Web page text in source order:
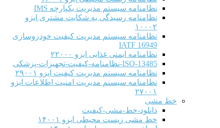
نظامنامه سیستم مدیریت یکپارچه IMS
نظامنامه رسیدگی به شکایت مشتری ایزو
۱۰۰۰۲
نظامنامه سیستم مدیریت کیفیت خودروسازی
IATF 16949
نظامنامه ایمنی غذایی ایزو ۲۲۰۰۰
ISO-13485-نظامنامه-کیفیت-تجهیزات-پزشکی
نظامنامه سیستم مدیریت کیفیت ایزو ۲۹۰۰۱
نظامنامه سیستم مدیریت امنیت اطلاعات ایزو
۲۷۰۰۱
خط مشی
دانلود-خط-مشی-کیفیت
خط مشی زیست محیطی ایزو ۱۴۰۰۱